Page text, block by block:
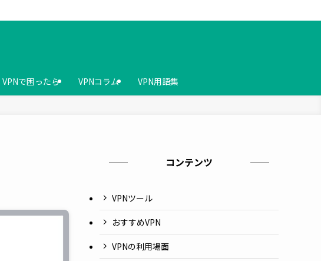
VPNで困ったら VPNコラム VPN用語集
コンテンツ
VPNツール
おすすめVPN
VPNの利用場面